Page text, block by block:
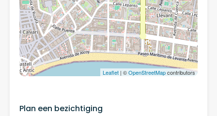
Leaflet | ©OpenStreetMapcontributors
Plan een bezichtiging